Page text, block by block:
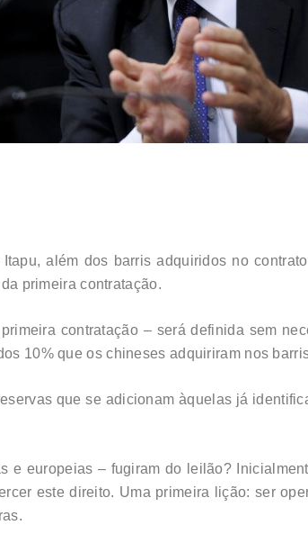
além dos barris adquiridos no
primeira contratação.
contratação – será definida sem
10% que os chineses adquiriram nos
que se adicionam àquelas já
e europeias – fugiram do leilão?
este direito. Uma primeira lição: ser